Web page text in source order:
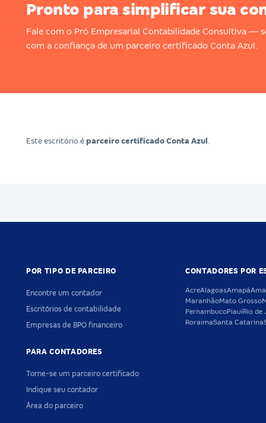
Pronto para simplificar sua
Fale com o Pró Empresarial Contabilidade Consultiva —
com a confiança de um parceiro certificado Conta Azul.
Este escritório é parceiro certificado Conta Azul .
POR TIPO DE PARCEIRO
Encontre um contador
Escritórios de contabilidade
Empresas de BPO financeiro
PARA CONTADORES
Torne-se um parceiro certificado
Indique seu contador
Área do parceiro
CONTADORES POR
AcreAlagoasAmapá
MaranhãoMato Grosso
PernambucoPiauíRio de
RoraimaSanta Catarina